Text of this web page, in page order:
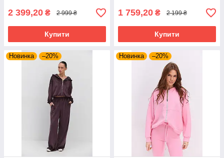
2 399,20 ₴ 2 999 ₴
Купити
1 759,20 ₴ 2 199 ₴
Купити
Новинка –20% Новинка –20%